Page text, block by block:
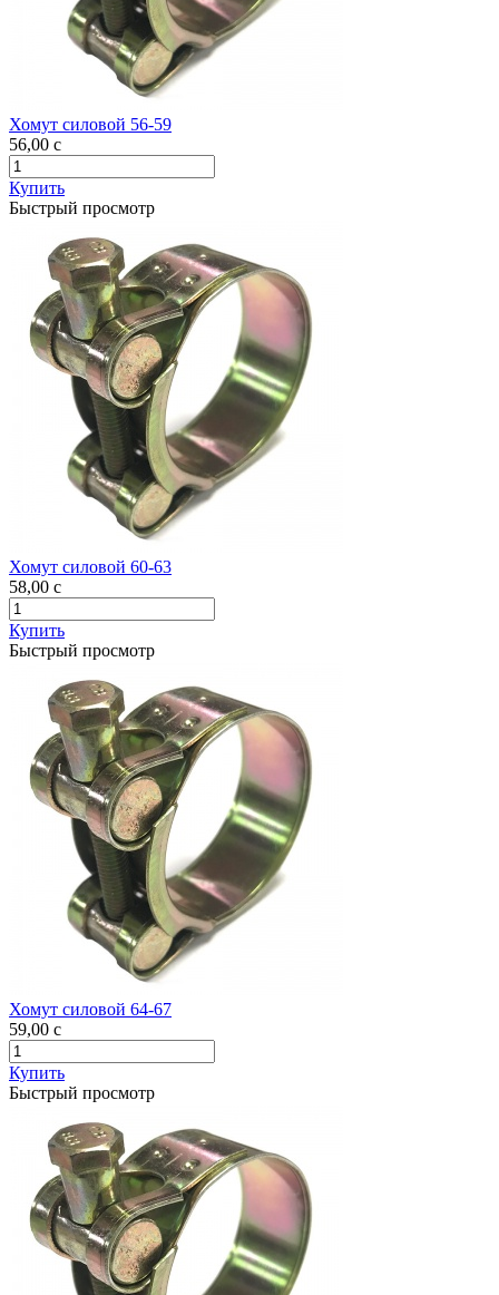
Хомут силовой 56-59
56,00 c
Купить
Быстрый просмотр
Хомут силовой 60-63
58,00 c
Купить
Быстрый просмотр
Хомут силовой 64-67
59,00 c
Купить
Быстрый просмотр